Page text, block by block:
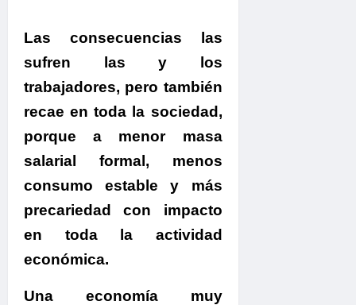
Las consecuencias las
sufren las y los
trabajadores, pero también
recae en toda la sociedad,
porque a menor masa
salarial formal, menos
consumo estable y más
precariedad con impacto
en toda la actividad
económica.
Una economía muy